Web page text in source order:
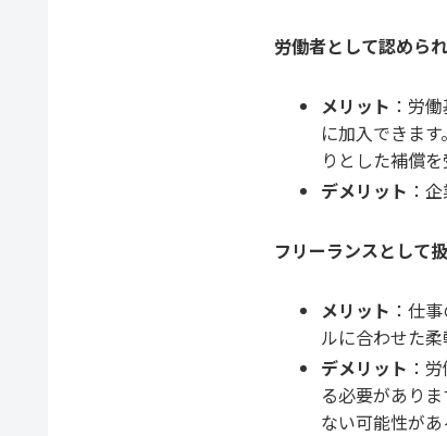
労働者として認めら
メリット ：労
に加入できま
りとした補償を
デメリット ：
フリーランスとして
メリット ：仕
ルに合わせた柔
デメリット ：
る必要があり
ない可能性が